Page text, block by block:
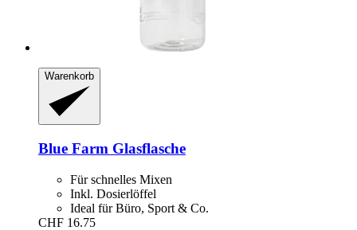
Warenkorb
Blue Farm Glasflasche
Für schnelles Mixen
Inkl. Dosierlöffel
Ideal für Büro, Sport & Co.
CHF 16.75